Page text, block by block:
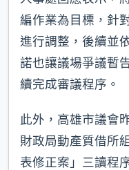
編作業為目標，針
進行調整，後續並
諾也讓議場爭議暫
續完成審議程序。
此外，高雄市議會
財政局動產質借所
表修正案」三讀程